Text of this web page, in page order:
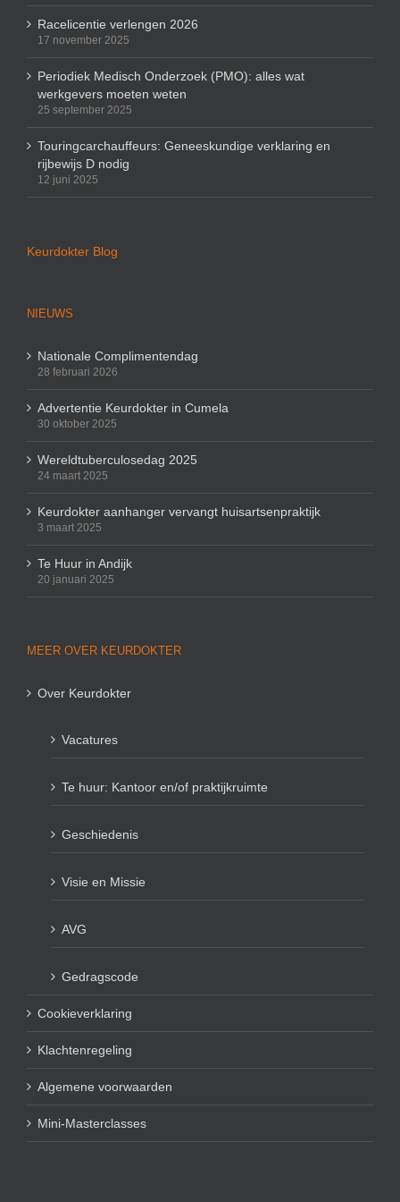
Racelicentie verlengen 2026
17 november 2025
Periodiek Medisch Onderzoek (PMO): alles wat
werkgevers moeten weten
25 september 2025
Touringcarchauffeurs: Geneeskundige verklaring en
rijbewijs D nodig
12 juni 2025
Keurdokter Blog
NIEUWS
Nationale Complimentendag
28 februari 2026
Advertentie Keurdokter in Cumela
30 oktober 2025
Wereldtuberculosedag 2025
24 maart 2025
Keurdokter aanhanger vervangt huisartsenpraktijk
3 maart 2025
Te Huur in Andijk
20 januari 2025
MEER OVER KEURDOKTER
Over Keurdokter
Vacatures
Te huur: Kantoor en/of praktijkruimte
Geschiedenis
Visie en Missie
AVG
Gedragscode
Cookieverklaring
Klachtenregeling
Algemene voorwaarden
Mini-Masterclasses